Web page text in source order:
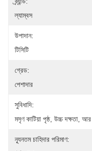
ল্যাম্বস
উপাদান:
টিসিটি
গ্রেড:
পেশাদার
সুবিধাদি:
মসৃণ কাটিয়া পৃষ্ঠ, উচ্চ দক্ষতা, আর
ন্যূনতম চাহিদার পরিমাণ: